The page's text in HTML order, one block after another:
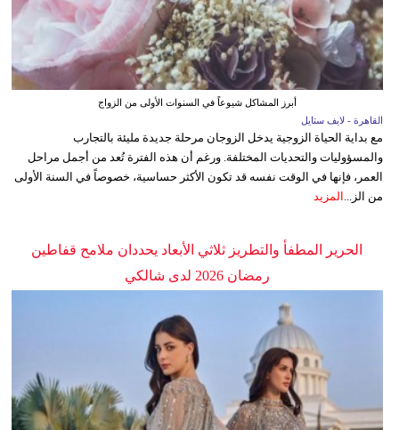
أبرز المشاكل شيوعاً في السنوات الأولى من الزواج
القاهرة - لايف ستايل
مع بداية الحياة الزوجية يدخل الزوجان مرحلة جديدة مليئة بالتجارب
والمسؤوليات والتحديات المختلفة. ورغم أن هذه الفترة تُعد من أجمل مراحل
العمر، فإنها في الوقت نفسه قد تكون الأكثر حساسية، خصوصاً في السنة الأولى
من الز...
المزيد
الحرير المطفأ والتطريز ثلاثي الأبعاد يحددان ملامح قفاطين
رمضان 2026 لدى شالكي